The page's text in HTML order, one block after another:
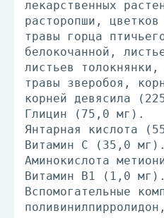
лекарственных
расторопши, цветков
травы горца
белокочанной,
листьев
травы зверобоя,
корней девясила
Глицин (75,0 мг).
Янтарная кислота
Витамин С (35,0 мг).
Аминокислота
Витамин В1 (1,0 мг).
Вспомогательные